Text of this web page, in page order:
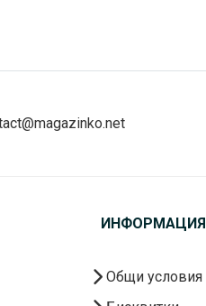
ИНФОРМАЦИЯ
Общи условия